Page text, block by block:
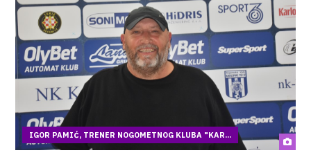
IGOR PAMIĆ, TRENER NOGOMETNOG KLUBA "KAR...